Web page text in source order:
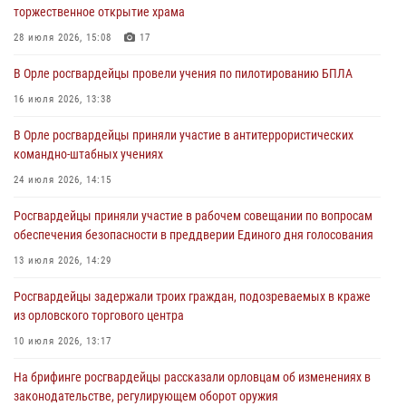
05 августа 2026, 13:12
совершении противоправных действий
04 августа 2026, 14:21
В Орле приняли присягу 28 новых росгвардейцев
04 августа 2026, 14:06
предоставлении госуслуг
торжественное открытие храма
28 июля 2026, 15:08 17
В Орле росгвардейцы провели учения по пилотированию БПЛА
16 июля 2026, 13:38
В Орле росгвардейцы приняли участие в антитеррористических
командно-штабных учениях
24 июля 2026, 14:15
Росгвардейцы приняли участие в рабочем совещании по вопросам
обеспечения безопасности в преддверии Единого дня голосования
13 июля 2026, 14:29
Росгвардейцы задержали троих граждан, подозреваемых в краже
из орловского торгового центра
10 июля 2026, 13:17
На брифинге росгвардейцы рассказали орловцам об изменениях в
законодательстве, регулирующем оборот оружия